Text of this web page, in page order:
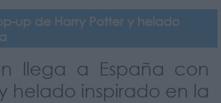
up de Harry Potter y helado
llega a España con
helado inspirado en la